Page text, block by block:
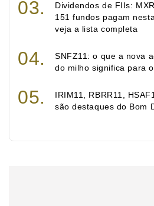
Dividendos de FIIs:
151 fundos pagam
veja a lista completa
SNFZ11: o que a nova
do milho significa para
IRIM11, RBRR11,
são destaques do Bom